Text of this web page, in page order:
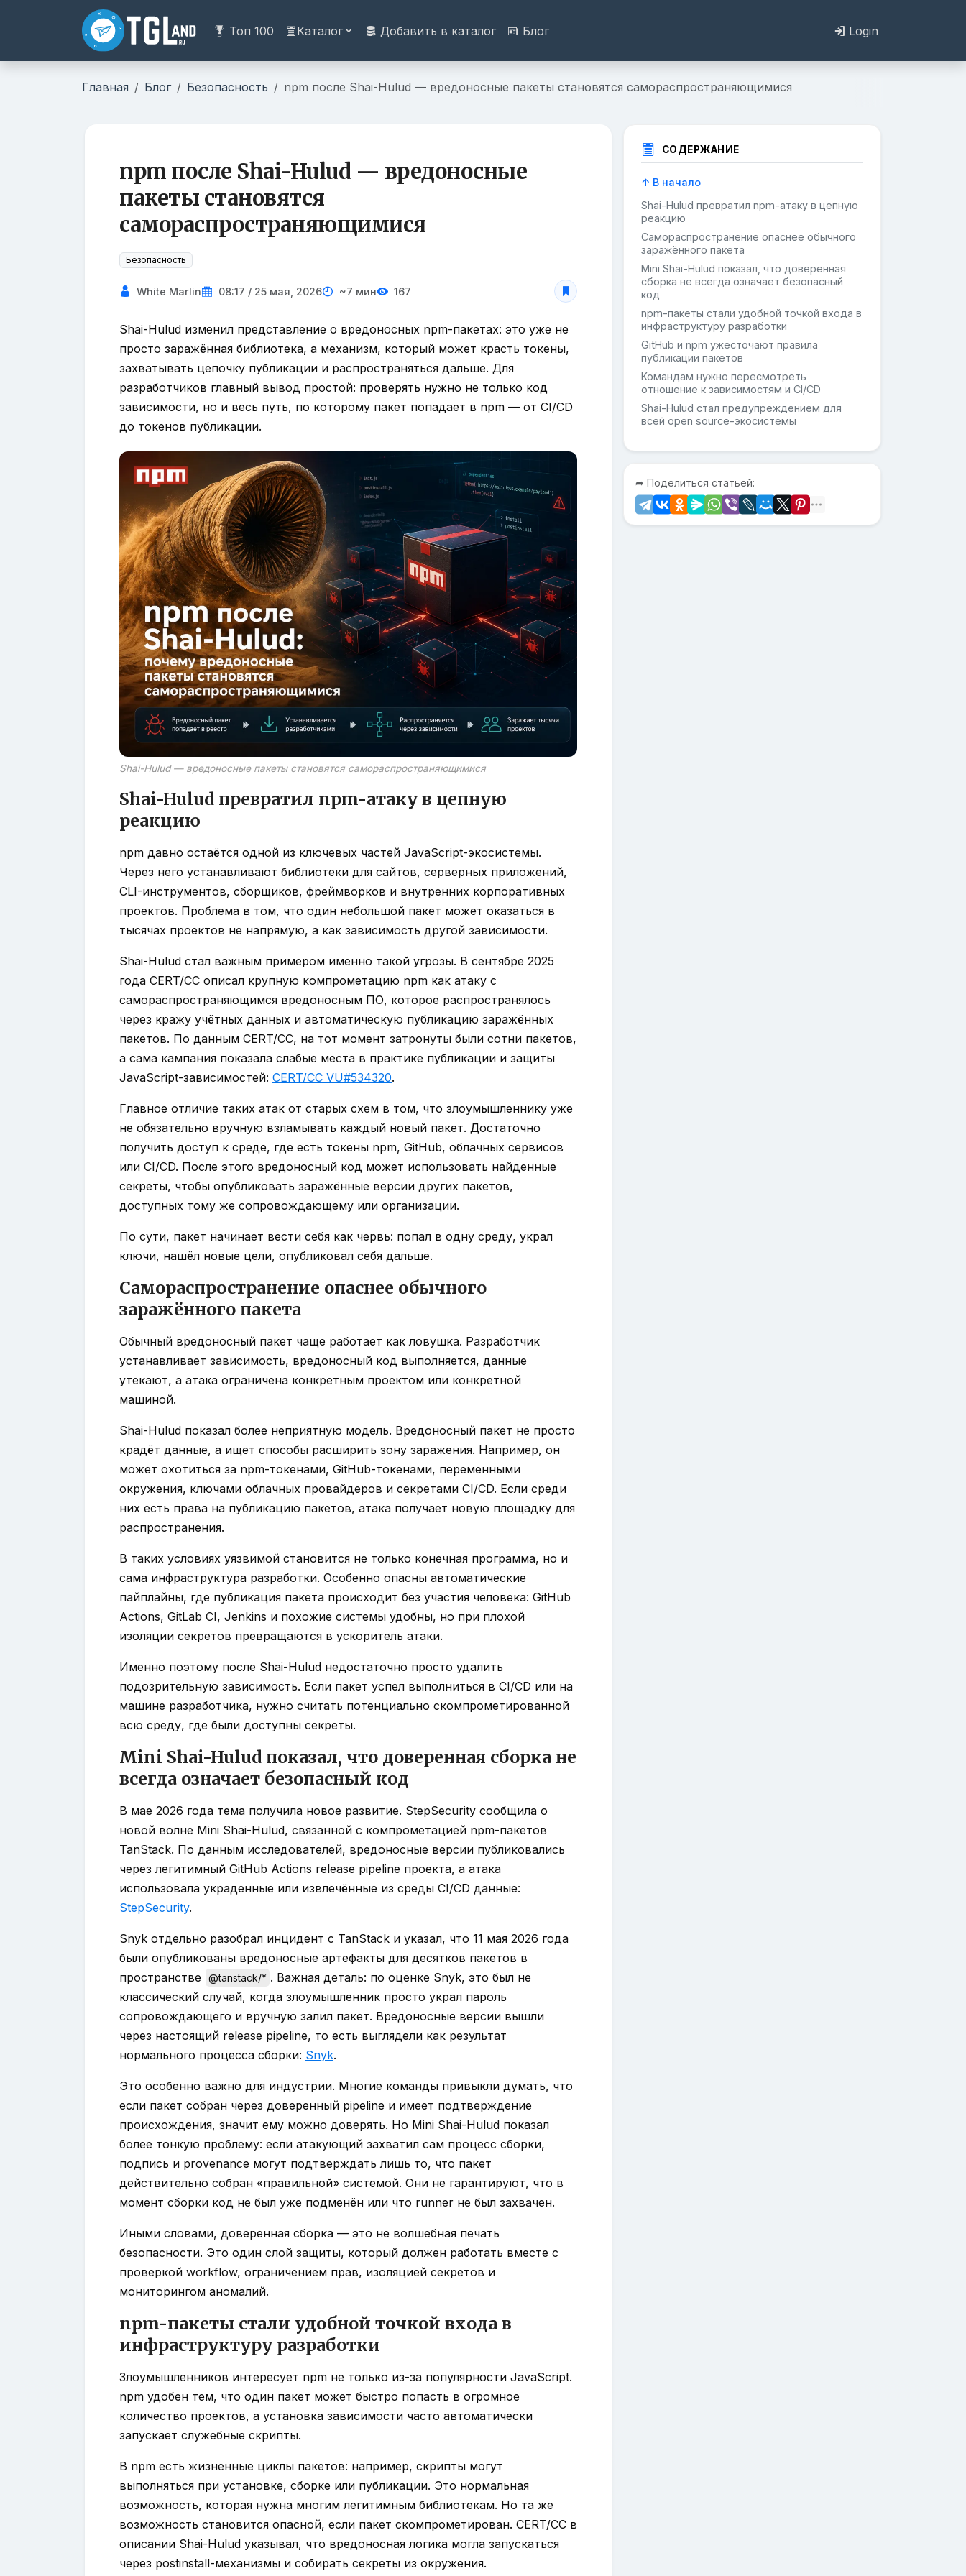
Топ 100 Каталог Добавить в каталог Блог Login
Главная Блог Безопасность npm после Shai-Hulud — вредоносные пакеты становятся самораспространяющимися
npm после Shai-Hulud — вредоносные
пакеты становятся
самораспространяющимися
Безопасность
White Marlin 08:17 / 25 мая, 2026 ~7 мин 167
Shai-Hulud изменил представление о вредоносных npm-пакетах: это уже не
просто заражённая библиотека, а механизм, который может красть токены,
захватывать цепочку публикации и распространяться дальше. Для
разработчиков главный вывод простой: проверять нужно не только код
зависимости, но и весь путь, по которому пакет попадает в npm — от CI/CD
до токенов публикации.
Shai-Hulud — вредоносные пакеты становятся самораспространяющимися
Shai-Hulud превратил npm-атаку в цепную
реакцию
npm давно остаётся одной из ключевых частей JavaScript-экосистемы.
Через него устанавливают библиотеки для сайтов, серверных приложений,
CLI-инструментов, сборщиков, фреймворков и внутренних корпоративных
проектов. Проблема в том, что один небольшой пакет может оказаться в
тысячах проектов не напрямую, а как зависимость другой зависимости.
Shai-Hulud стал важным примером именно такой угрозы. В сентябре 2025
года CERT/CC описал крупную компрометацию npm как атаку с
самораспространяющимся вредоносным ПО, которое распространялось
через кражу учётных данных и автоматическую публикацию заражённых
пакетов. По данным CERT/CC, на тот момент затронуты были сотни пакетов,
а сама кампания показала слабые места в практике публикации и защиты
JavaScript-зависимостей: CERT/CC VU#534320.
Главное отличие таких атак от старых схем в том, что злоумышленнику уже
не обязательно вручную взламывать каждый новый пакет. Достаточно
получить доступ к среде, где есть токены npm, GitHub, облачных сервисов
или CI/CD. После этого вредоносный код может использовать найденные
секреты, чтобы опубликовать заражённые версии других пакетов,
доступных тому же сопровождающему или организации.
По сути, пакет начинает вести себя как червь: попал в одну среду, украл
ключи, нашёл новые цели, опубликовал себя дальше.
Самораспространение опаснее обычного
заражённого пакета
Обычный вредоносный пакет чаще работает как ловушка. Разработчик
устанавливает зависимость, вредоносный код выполняется, данные
утекают, а атака ограничена конкретным проектом или конкретной
машиной.
Shai-Hulud показал более неприятную модель. Вредоносный пакет не просто
крадёт данные, а ищет способы расширить зону заражения. Например, он
может охотиться за npm-токенами, GitHub-токенами, переменными
окружения, ключами облачных провайдеров и секретами CI/CD. Если среди
них есть права на публикацию пакетов, атака получает новую площадку для
распространения.
В таких условиях уязвимой становится не только конечная программа, но и
сама инфраструктура разработки. Особенно опасны автоматические
пайплайны, где публикация пакета происходит без участия человека: GitHub
Actions, GitLab CI, Jenkins и похожие системы удобны, но при плохой
изоляции секретов превращаются в ускоритель атаки.
Именно поэтому после Shai-Hulud недостаточно просто удалить
подозрительную зависимость. Если пакет успел выполниться в CI/CD или на
машине разработчика, нужно считать потенциально скомпрометированной
всю среду, где были доступны секреты.
Mini Shai-Hulud показал, что доверенная сборка не
всегда означает безопасный код
В мае 2026 года тема получила новое развитие. StepSecurity сообщила о
новой волне Mini Shai-Hulud, связанной с компрометацией npm-пакетов
TanStack. По данным исследователей, вредоносные версии публиковались
через легитимный GitHub Actions release pipeline проекта, а атака
использовала украденные или извлечённые из среды CI/CD данные:
StepSecurity.
Snyk отдельно разобрал инцидент с TanStack и указал, что 11 мая 2026 года
были опубликованы вредоносные артефакты для десятков пакетов в
пространстве
@tanstack/* . Важная деталь: по оценке Snyk, это был не
классический случай, когда злоумышленник просто украл пароль
сопровождающего и вручную залил пакет. Вредоносные версии вышли
через настоящий release pipeline, то есть выглядели как результат
нормального процесса сборки: Snyk.
Это особенно важно для индустрии. Многие команды привыкли думать, что
если пакет собран через доверенный pipeline и имеет подтверждение
происхождения, значит ему можно доверять. Но Mini Shai-Hulud показал
более тонкую проблему: если атакующий захватил сам процесс сборки,
подпись и provenance могут подтверждать лишь то, что пакет
действительно собран «правильной» системой. Они не гарантируют, что в
момент сборки код не был уже подменён или что runner не был захвачен.
Иными словами, доверенная сборка — это не волшебная печать
безопасности. Это один слой защиты, который должен работать вместе с
проверкой workflow, ограничением прав, изоляцией секретов и
мониторингом аномалий.
npm-пакеты стали удобной точкой входа в
инфраструктуру разработки
Злоумышленников интересует npm не только из-за популярности JavaScript.
npm удобен тем, что один пакет может быстро попасть в огромное
количество проектов, а установка зависимости часто автоматически
запускает служебные скрипты.
В npm есть жизненные циклы пакетов: например, скрипты могут
выполняться при установке, сборке или публикации. Это нормальная
возможность, которая нужна многим легитимным библиотекам. Но та же
возможность становится опасной, если пакет скомпрометирован. CERT/CC в
описании Shai-Hulud указывал, что вредоносная логика могла запускаться
через postinstall-механизмы и собирать секреты из окружения.
СОДЕРЖАНИЕ
↑ В начало
Shai-Hulud превратил npm-атаку в цепную
реакцию
Самораспространение опаснее обычного
заражённого пакета
Mini Shai-Hulud показал, что доверенная
сборка не всегда означает безопасный
код
npm-пакеты стали удобной точкой входа в
инфраструктуру разработки
GitHub и npm ужесточают правила
публикации пакетов
Командам нужно пересмотреть
отношение к зависимостям и CI/CD
Shai-Hulud стал предупреждением для
всей open source-экосистемы
➦ Поделиться статьей: